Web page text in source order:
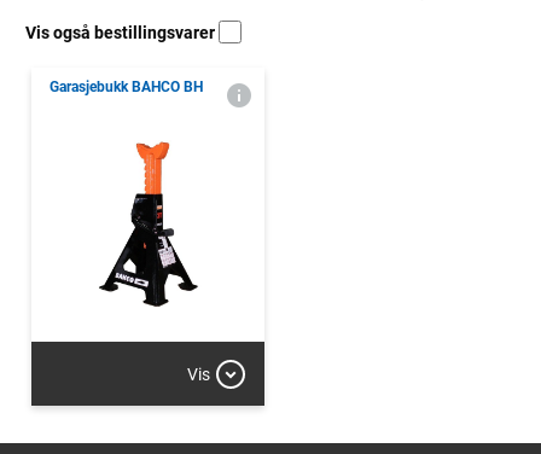
Vis også bestillingsvarer
Garasjebukk BAHCO BH
Vis